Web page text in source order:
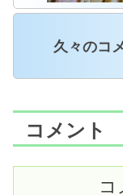
久々のコ
コメント
コ